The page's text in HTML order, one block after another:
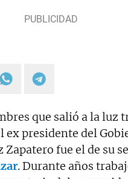
que salió a la luz
presidente del
Zapatero fue el de su
. Durante años